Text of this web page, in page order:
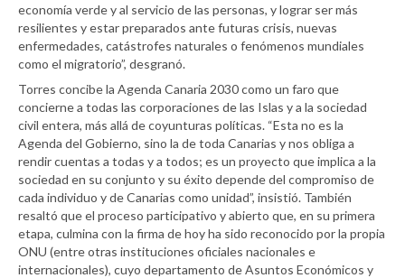
economía verde y al servicio de las personas, y lograr ser más
resilientes y estar preparados ante futuras crisis, nuevas
enfermedades, catástrofes naturales o fenómenos mundiales
como el migratorio”, desgranó.
Torres concibe la Agenda Canaria 2030 como un faro que
concierne a todas las corporaciones de las Islas y a la sociedad
civil entera, más allá de coyunturas políticas. “Esta no es la
Agenda del Gobierno, sino la de toda Canarias y nos obliga a
rendir cuentas a todas y a todos; es un proyecto que implica a la
sociedad en su conjunto y su éxito depende del compromiso de
cada individuo y de Canarias como unidad”, insistió. También
resaltó que el proceso participativo y abierto que, en su primera
etapa, culmina con la firma de hoy ha sido reconocido por la propia
ONU (entre otras instituciones oficiales nacionales e
internacionales), cuyo departamento de Asuntos Económicos y